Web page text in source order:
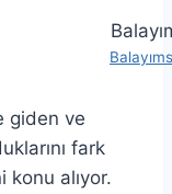
giden ve
fark
alıyor.